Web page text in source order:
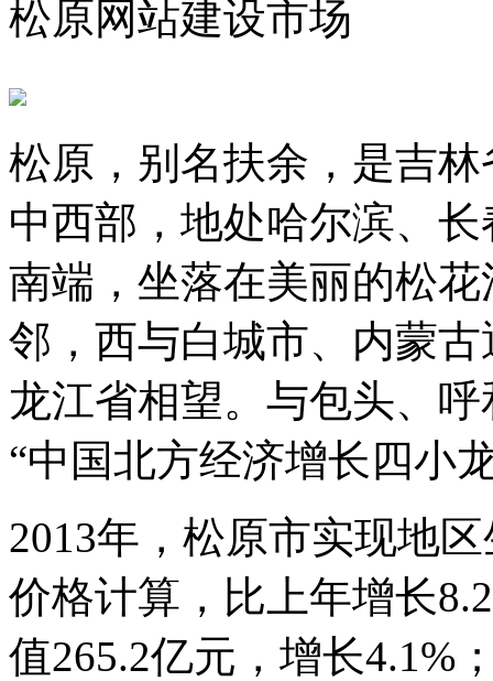
松原网站建设市场
松原，别名扶余，是吉
中西部，地处哈尔滨、
南端，坐落在美丽的松
邻，西与白城市、内蒙
龙江省相望。与包头、
“中国北方经济增长四小
2013年，松原市实现地
价格计算，比上年增长
值265.2亿元，增长4.1%